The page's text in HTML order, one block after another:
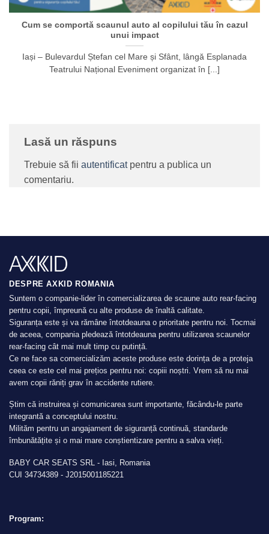
Cum se comportă scaunul auto al copilului tău în cazul
unui impact
Iași – Bulevardul Ștefan cel Mare și Sfânt, lângă Esplanada
Teatrului Național Eveniment organizat în [...]
Lasă un răspuns
Trebuie să fii autentificatpentru a publica un
comentariu.
DESPRE AXKID ROMANIA
Suntem o companie-lider în comercializarea de scaune auto rear-facing
pentru copii, împreună cu alte produse de înaltă calitate.
Siguranța este și va rămâne întotdeauna o prioritate pentru noi. Tocmai
de aceea, compania pledează întotdeauna pentru utilizarea scaunelor
rear-facing cât mai mult timp cu putință.
Ce ne face sa comercializăm aceste produse este dorința de a proteja
ceea ce este cel mai prețios pentru noi: copiii noștri. Vrem să nu mai
avem copii răniți grav în accidente rutiere.
Știm că instruirea și comunicarea sunt importante, făcându-le parte
integrantă a conceptului nostru.
Milităm pentru un angajament de siguranță continuă, standarde
îmbunătățite și o mai mare conștientizare pentru a salva vieți.
BABY CAR SEATS SRL - Iasi, Romania
CUI 34734389 - J2015001185221
Program: